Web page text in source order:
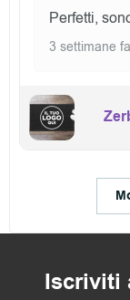
Perfetti,
3 settimane fa
Iscriviti